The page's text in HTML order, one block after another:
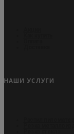
НАШИ УСЛУГИ